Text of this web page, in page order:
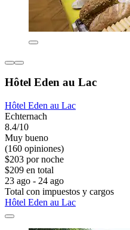
Hôtel Eden au Lac
Hôtel Eden au Lac
Echternach
8.4/10
Muy bueno
(160 opiniones)
$203 por noche
$209 en total
23 ago - 24 ago
Total con impuestos y cargos
Hôtel Eden au Lac